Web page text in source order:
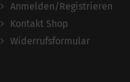
Anmelden/Registrieren
Kontakt Shop
Widerrufsformular